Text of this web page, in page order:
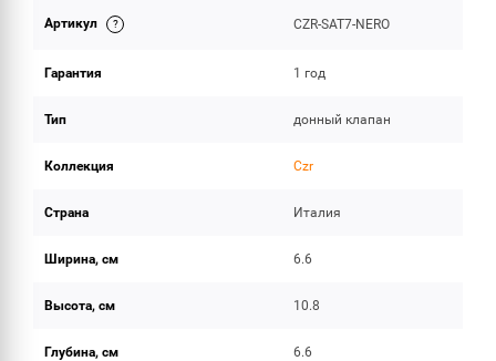
ОБЪЕМ ПОСТАВКИ
Артикул CZR-SAT7-NERO
Гарантия 1 год
Тип донный клапан
Коллекция Czr
Страна Италия
Ширина, см 6.6
Высота, см 10.8
Глубина, см 6.6